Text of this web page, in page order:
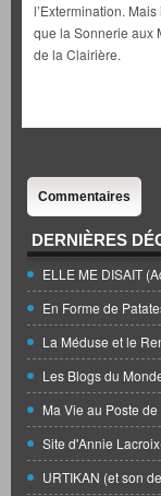
l’Extermination.
que la Sonnerie aux
de la Clairière.
Commentaires
DERNIÈRES
ELLE ME DISAIT
En Forme de
La Méduse et le
Les Blogs du
Ma Vie au Poste
Site d'Annie
URTIKAN (et son